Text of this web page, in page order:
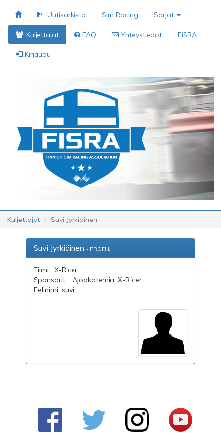
Uutisarkisto Sim Racing Sarjat
Kuljettajat FAQ Yhteystiedot FiSRA
Kirjaudu
Kuljettajat Suvi Jyrkiäinen
Suvi Jyrkiäinen- PROFIILI
Tiimi : X-R'cer
Sponsorit : Ajoakatemia, X-R´cer
Pelinimi: suvi